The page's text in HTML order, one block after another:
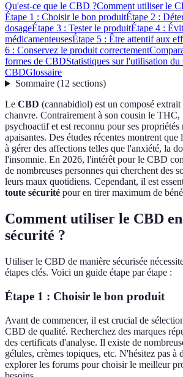
Qu'est-ce que le CBD ?Comment utiliser le
Étape 1 : Choisir le bon produitÉtape 2 :
dosageÉtape 3 : Tester le produitÉtape 4 :
médicamenteusesÉtape 5 : Être attentif aux
6 : Conservez le produit correctement
formes de CBDStatistiques sur l'utilisation
CBDGlossaire
Sommaire(12 sections)
Le CBD (cannabidiol) est un composé extrait
chanvre. Contrairement à son cousin le
psychoactif et est reconnu pour ses propriétés
apaisantes. Des études récentes montrent
à gérer des affections telles que l'anxiété, la
l'insomnie. En 2026, l'intérêt pour le CBD
de nombreuses personnes qui cherchent des
leurs maux quotidiens. Cependant, il est
toute sécurité pour en tirer maximum de
Comment utiliser le CBD
sécurité ?
Utiliser le CBD de manière sécurisée
étapes clés. Voici un guide étape par étape :
Étape 1 : Choisir le bon produit
Avant de commencer, il est crucial de
CBD de qualité. Recherchez des marques
des certificats d'analyse. Il existe de
gélules, crèmes topiques, etc. N'hésitez pas à
explorer les forums pour choisir le meilleur